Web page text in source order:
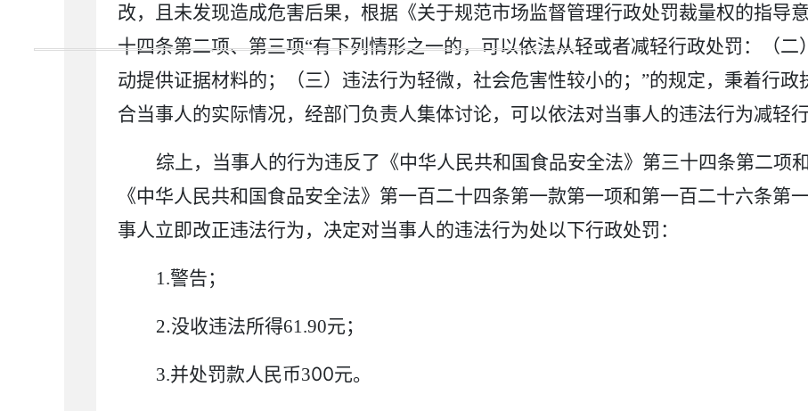
改，且未发现造成危害后果， 根据《关于规范市场监督管理行政处罚裁量权的指导意
十四条第二项、第三项“有下列情形之一的，可以依法从轻或者减轻行政处罚：（
动提供证据材料的；
（三）违法行为轻微，社会危害性较小的； ”的规定，秉着行政
合当事人的实际情况，经部门负责人集体讨论， 可以依法对当事人的违法行为减轻
综上，当事人的行为违反了 《中华人民共和国食品安全法》第三十四条第二项
《中华人民共和国食品安全法》第一百二十四条第一款第一项和第一百二十六条第
事人立即改正违法行为， 决定对当事人的违法行为处以下行政处罚：
1.警告；
2.没收违法所得61.90元；
3.并处罚款人民币300元。